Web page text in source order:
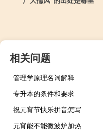
相关问题
管理学原理名词解释
专升本的条件和要求
祝元宵节快乐拼音怎写
元宵能不能微波炉加热